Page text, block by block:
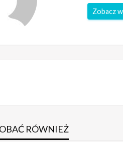
Zobacz
RÓWNIEŻ